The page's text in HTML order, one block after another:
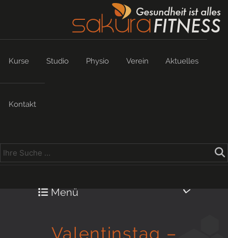
Kurse Studio Physio Verein Aktuelles
Kontakt
Menü
Valentinstag –